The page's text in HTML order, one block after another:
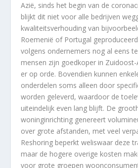
Azië, sinds het begin van de
blijkt dit niet voor alle bedrijven
kwaliteitsverhouding van
Roemenië of Portugal
volgens ondernemers nog al eens
mensen zijn goedkoper in Zuidoost-
er op orde. Bovendien kunnen
onderdelen soms alleen door
worden geleverd, waardoor de
uiteindelijk even lang blijft. De
woninginrichting genereert
over grote afstanden, met veel
Reshoring beperkt weliswaar deze
maar de hogere overige kosten
voor grote groepen